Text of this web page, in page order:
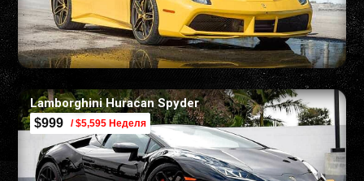
Lamborghini Huracan Spyder
$999 / $5,595 Неделя